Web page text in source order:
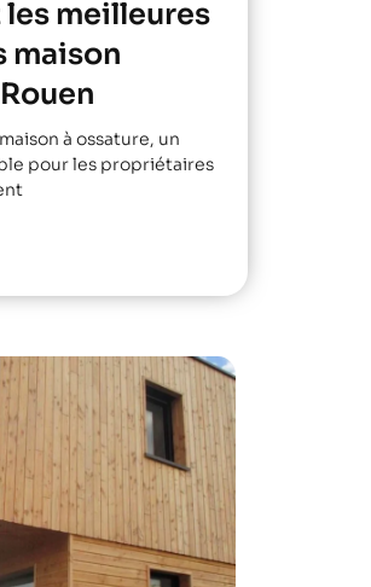
les meilleures
maison
à ossature, un
pour les propriétaires